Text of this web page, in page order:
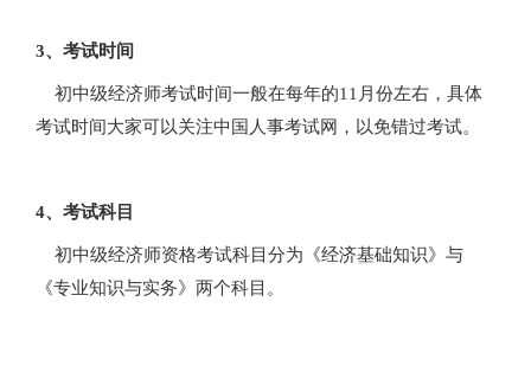
3、考试时间
初中级经济师考试时间一般在每年的11月份左右，具体
考试时间大家可以关注中国人事考试网，以免错过考试。
4、考试科目
初中级经济师资格考试科目分为《经济基础知识》与
《专业知识与实务》两个科目。